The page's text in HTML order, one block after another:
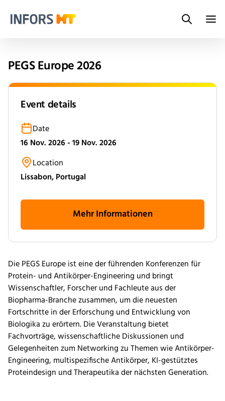
Search
PEGS Europe 2026
Event details
Date
16 Nov. 2026 - 19 Nov. 2026
Location
Lissabon, Portugal
Mehr Informationen
Die PEGS Europe ist eine der führenden Konferenzen für
Protein- und Antikörper-Engineering und bringt
Wissenschaftler, Forscher und Fachleute aus der
Biopharma-Branche zusammen, um die neuesten
Fortschritte in der Erforschung und Entwicklung von
Biologika zu erörtern. Die Veranstaltung bietet
Fachvorträge, wissenschaftliche Diskussionen und
Gelegenheiten zum Networking zu Themen wie Antikörper-
Engineering, multispezifische Antikörper, KI-gestütztes
Proteindesign und Therapeutika der nächsten Generation.